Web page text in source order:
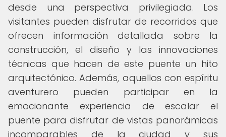
desde una perspectiva privilegiada. Los
visitantes pueden disfrutar de recorridos que
ofrecen información detallada sobre la
construcción, el diseño y las innovaciones
técnicas que hacen de este puente un hito
arquitectónico. Además, aquellos con espíritu
aventurero pueden participar en la
emocionante experiencia de escalar el
puente para disfrutar de vistas panorámicas
incomparables de la ciudad y sus